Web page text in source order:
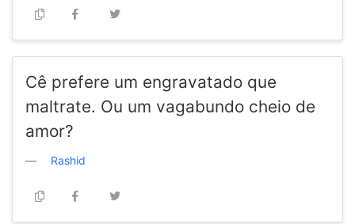
Cê prefere um engravatado que
maltrate. Ou um vagabundo cheio de
amor?
Rashid